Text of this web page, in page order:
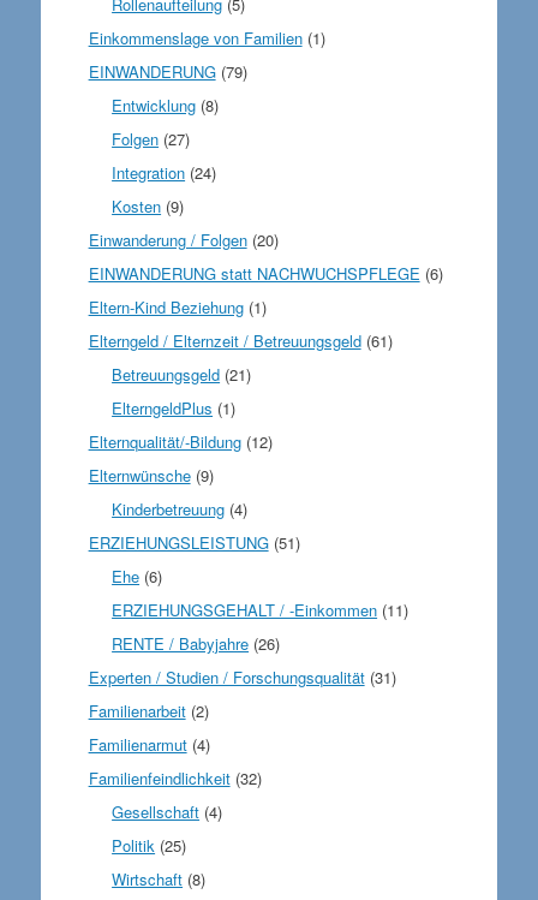
Einkommenslage von Familien(1)
EINWANDERUNG(79)
Entwicklung (8)
Folgen (27)
Integration (24)
Kosten (9)
Einwanderung / Folgen(20)
EINWANDERUNG statt NACHWUCHSPFLEGE (6)
Eltern-Kind Beziehung(1)
Elterngeld / Elternzeit / Betreuungsgeld(61)
Betreuungsgeld (21)
ElterngeldPlus (1)
Elternqualität/-Bildung(12)
Elternwünsche(9)
Kinderbetreuung (4)
ERZIEHUNGSLEISTUNG(51)
Ehe (6)
ERZIEHUNGSGEHALT / -Einkommen (11)
RENTE / Babyjahre (26)
Experten / Studien / Forschungsqualität(31)
Familienarbeit(2)
Familienarmut(4)
Familienfeindlichkeit(32)
Gesellschaft (4)
Politik (25)
Wirtschaft (8)